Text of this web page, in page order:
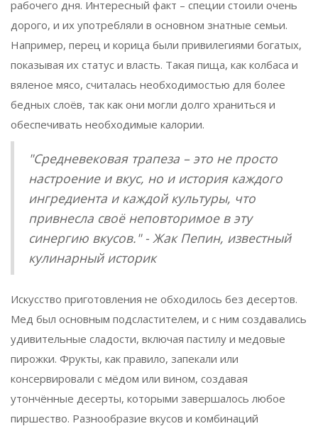
рабочего дня. Интересный факт – специи стоили очень
дорого, и их употребляли в основном знатные семьи.
Например, перец и корица были привилегиями богатых,
показывая их статус и власть. Такая пища, как колбаса и
вяленое мясо, считалась необходимостью для более
бедных слоёв, так как они могли долго храниться и
обеспечивать необходимые калории.
"Средневековая трапеза – это не просто
настроение и вкус, но и история каждого
ингредиента и каждой культуры, что
привнесла своё неповторимое в эту
синергию вкусов." - Жак Пепин, известный
кулинарный историк
Искусство приготовления не обходилось без десертов.
Мед был основным подсластителем, и с ним создавались
удивительные сладости, включая пастилу и медовые
пирожки. Фрукты, как правило, запекали или
консервировали с мёдом или вином, создавая
утончённые десерты, которыми завершалось любое
пиршество. Разнообразие вкусов и комбинаций